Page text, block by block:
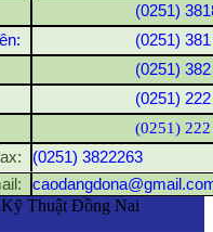
(0251)
(0251)
(0251)
(0251)
(0251)
(0251) 3822263
Kỹ Thuật Đồng Nai